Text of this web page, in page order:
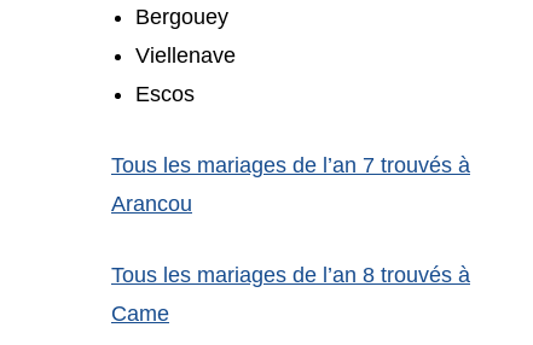
Bergouey
Viellenave
Escos
Tous les mariages de l’an 7 trouvés à
Arancou
Tous les mariages de l’an 8 trouvés à
Came